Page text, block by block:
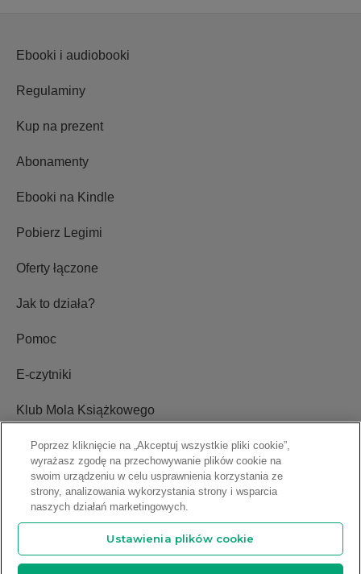
Ebooki i audiobooki
Regulaminy
Kup na prezent
Abonamenty
Ebooki na Kindle
Pobierz Legimi
Oferty łączone
Jak to działa?
Pomoc
E-czytniki
Klub Mola Książkowego
Ustawienia plików cookie
Blog
Relacje inwestorskie
Poprzez kliknięcie na „Akceptuj wszystkie pliki cookie”,
wyrażasz zgodę na przechowywanie plików cookie na
swoim urządzeniu w celu usprawnienia korzystania ze
strony, analizowania wykorzystania strony i wsparcia
naszych działań marketingowych.
Ustawienia plików cookie